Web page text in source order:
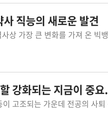
직능의 새로운 발견
강화되는 지금이 중요.